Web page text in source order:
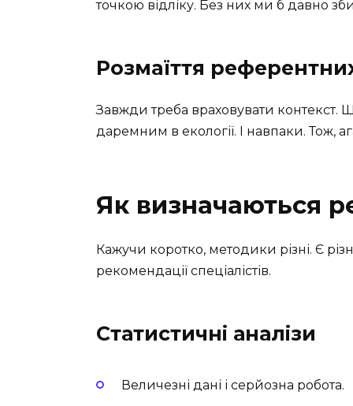
точкою відліку. Без них ми б давно
Розмаїття
Завжди треба враховувати
даремним в екології. І навпаки. Тож,
Як визначаються
Кажучи коротко, методики різні. Є
рекомендації спеціалістів.
Статистичні аналізи
Величезні дані і серйозна робота.